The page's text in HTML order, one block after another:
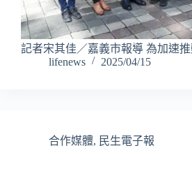
記者宋其佳／嘉義市報導 為加速
lifenews
2025/04/15
合作媒體, 民生電子報